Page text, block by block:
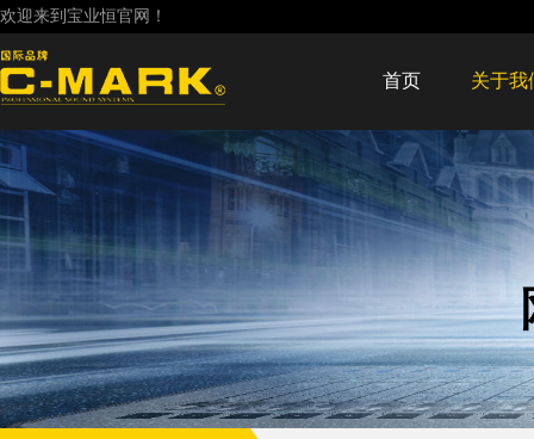
欢迎来到宝业恒官网！
首页 关于我